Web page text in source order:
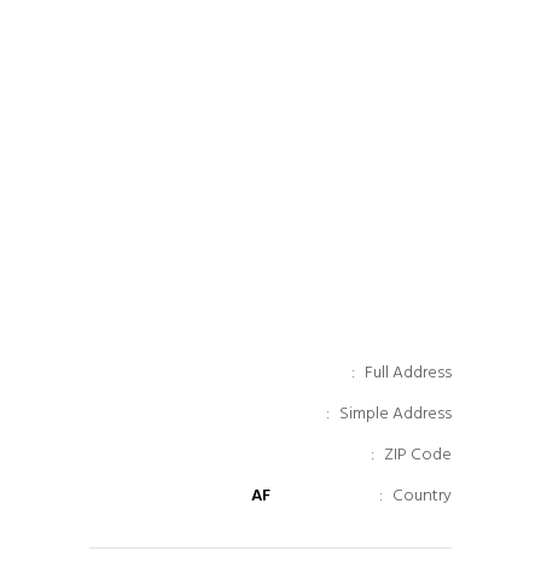
Full Address:
Simple Address:
ZIP Code:
Country:
AF